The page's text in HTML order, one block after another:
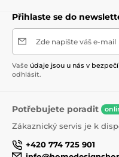
Přihlaste se do
Zde napište váš e-mail
Vaše údaje jsou u nás v bezpečí
odhlásit.
Potřebujete poradit
Zákaznický servis je k
+420 774 725 901